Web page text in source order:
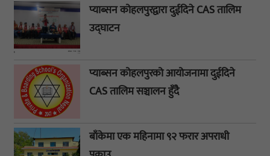
प्याब्सन कोहलपुरद्वारा दुईदिने CAS तालिम
उद्घाटन
प्याब्सन कोहलपुरको आयोजनामा दुईदिने
CAS तालिम सञ्चालन हुँदै
बाँकेमा एक महिनामा ९२ फरार अपराधी